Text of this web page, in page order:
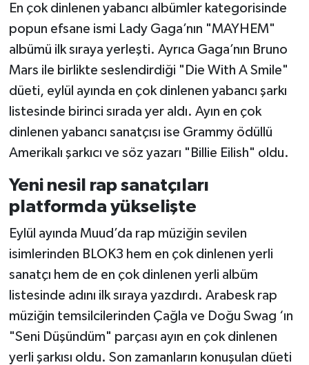
En çok dinlenen yabancı albümler kategorisinde
popun efsane ismi Lady Gaga’nın "MAYHEM"
albümü ilk sıraya yerleşti. Ayrıca Gaga’nın Bruno
Mars ile birlikte seslendirdiği "Die With A Smile"
düeti, eylül ayında en çok dinlenen yabancı şarkı
listesinde birinci sırada yer aldı. Ayın en çok
dinlenen yabancı sanatçısı ise Grammy ödüllü
Amerikalı şarkıcı ve söz yazarı "Billie Eilish" oldu.
Yeni nesil rap sanatçıları
platformda yükselişte
Eylül ayında Muud’da rap müziğin sevilen
isimlerinden BLOK3 hem en çok dinlenen yerli
sanatçı hem de en çok dinlenen yerli albüm
listesinde adını ilk sıraya yazdırdı. Arabesk rap
müziğin temsilcilerinden Çağla ve Doğu Swag ‘ın
"Seni Düşündüm" parçası ayın en çok dinlenen
yerli şarkısı oldu. Son zamanların konuşulan düeti